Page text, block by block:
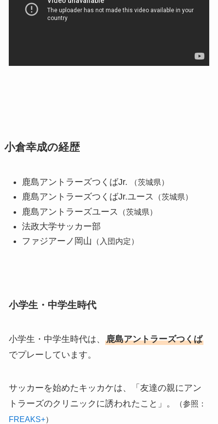
小倉幸成の経歴
鹿島アントラーズつくばJr. （茨城県）
鹿島アントラーズつくばJr.ユース （茨城県）
鹿島アントラーズユース （茨城県）
法政大学サッカー部
ファジアーノ岡山 （入団内定）
小学生・中学生時代
小学生・中学生時代は、 鹿島アントラーズつくば
でプレーしています。
サッカーを始めたキッカケは、「友達の親にアン
トラーズのクリニックに誘われたこと」。
（参照：
FREAKS+）